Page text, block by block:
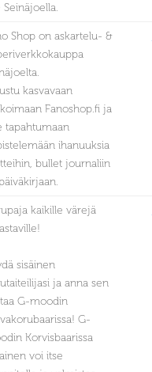
Seinäjoella.
Shop on askartelu- &
kasvavaan
Fanoshop.fi ja
tapahtumaan
ihanuuksia
bullet journaliin
kaikille värejä
sisäinen
ja anna sen
G-moodin
G-
Korvisbaarissa
voi itse